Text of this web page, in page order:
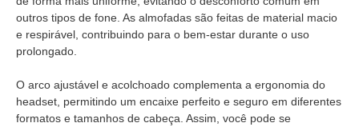
outros tipos de fone. As almofadas são feitas de material macio
e respirável, contribuindo para o bem-estar durante o uso
prolongado.
O arco ajustável e acolchoado complementa a ergonomia do
headset, permitindo um encaixe perfeito e seguro em diferentes
formatos e tamanhos de cabeça. Assim, você pode se